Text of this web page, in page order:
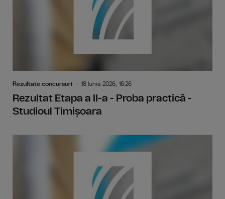
Rezultate concursuri 18 Iunie 2026, 16:26
Rezultat Etapa a II-a - Proba practică -
Studioul Timișoara